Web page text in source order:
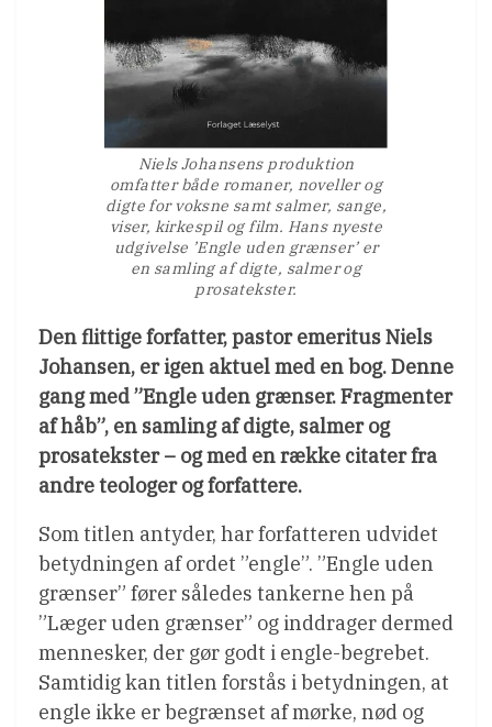
Niels Johansens produktion
omfatter både romaner, noveller og
digte for voksne samt salmer, sange,
viser, kirkespil og film. Hans nyeste
udgivelse ’Engle uden grænser’ er
en samling af digte, salmer og
prosatekster.
Den flittige forfatter, pastor emeritus Niels
Johansen, er igen aktuel med en bog. Denne
gang med ”Engle uden grænser. Fragmenter
af håb”, en samling af digte, salmer og
prosatekster – og med en række citater fra
andre teologer og forfattere.
Som titlen antyder, har forfatteren udvidet
betydningen af ordet ”engle”. ”Engle uden
grænser” fører således tankerne hen på
”Læger uden grænser” og inddrager dermed
mennesker, der gør godt i engle-begrebet.
Samtidig kan titlen forstås i betydningen, at
engle ikke er begrænset af mørke, nød og